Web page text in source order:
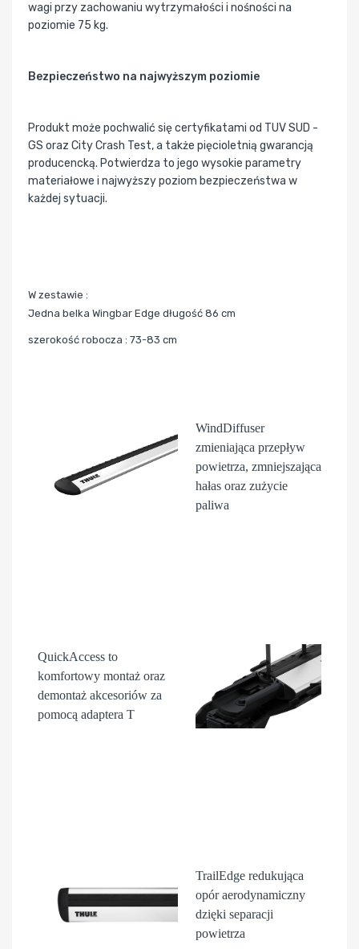
wagi przy zachowaniu wytrzymałości i nośności na
poziomie 75 kg.
Bezpieczeństwo na najwyższym poziomie
Produkt może pochwalić się certyfikatami od TUV SUD -
GS oraz City Crash Test, a także pięcioletnią gwarancją
producencką. Potwierdza to jego wysokie parametry
materiałowe i najwyższy poziom bezpieczeństwa w
każdej sytuacji.
W zestawie :
Jedna belka Wingbar Edge długość 86 cm
szerokość robocza : 73-83 cm
WindDiffuser
zmieniająca przepływ
powietrza, zmniejszająca
hałas oraz zużycie
paliwa
QuickAccess to
komfortowy montaż oraz
demontaż akcesoriów za
pomocą adaptera T
TrailEdge redukująca
opór aerodynamiczny
dzięki separacji
powietrza